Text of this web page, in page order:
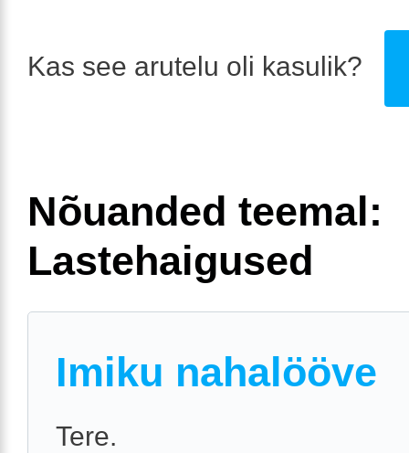
Kas see arutelu oli kasulik?
Nõuanded teemal:
Lastehaigused
Imiku nahalööve
Tere.